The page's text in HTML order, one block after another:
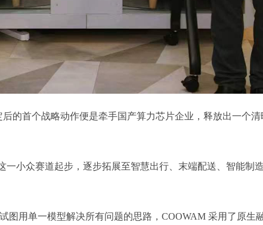
的首个战略动作便是牵手国产算力芯片企业，释放出一
小众赛道起步，逐步拓展至智慧出行、末端配送、智能制
图用单一模型解决所有问题的思路，COOWAM 采用了原